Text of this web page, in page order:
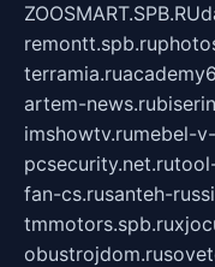
ZOOSMART.SPB.RU
remontt.spb.ru
terramia.ru
artem-news.ru
imshowtv.rumebel-
pcsecurity.net.ru
fan-cs.rusanteh-
tmmotors.spb.ru
obustrojdom.ru